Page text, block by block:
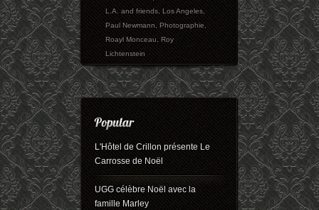
L.A. and friends,Los Angeles,
Paul Newmann,Photographie,
Roayl Monceau,Roy
Lichtenstein
L'Hôtel de Crillon présente Le
Carrosse de Noël
UGG célèbre Noël avec la
famille Marley